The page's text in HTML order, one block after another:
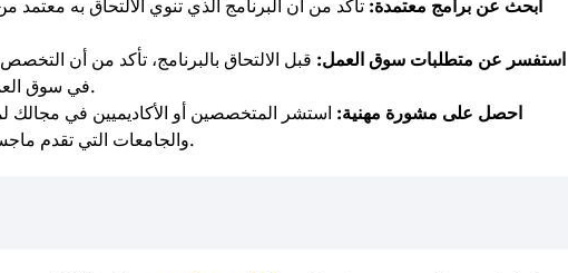
ابحث عن برامج معتمدة: تأكد من أن البرنامج الذي تنوي الالتحاق به معتمد
استفسر عن متطلبات سوق العمل: قبل الالتحاق بالبرنامج، تأكد من أن
في سوق العمل المحلي أو الدولي.
احصل على مشورة مهنية: استشر المتخصصين أو الأكاديميين في مجالك
والجامعات التي تقدم ماجستير مهني معترف به.